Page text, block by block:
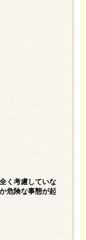
く考慮していな
危険な事態が起